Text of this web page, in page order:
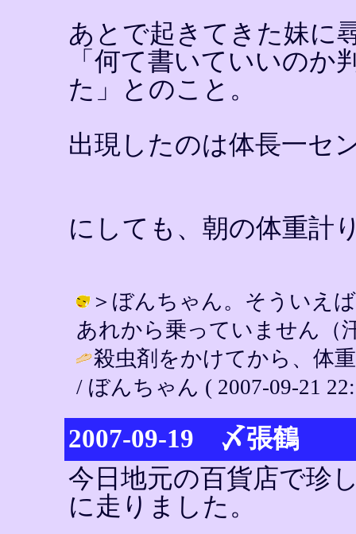
あとで起きてきた妹に
「何て書いていいのか
た」とのこと。
出現したのは体長一セ
にしても、朝の体重計
＞ぼんちゃん。そういえ
あれから乗っていません（
殺虫剤をかけてから、体
/ ぼんちゃん ( 2007-09-21
2007-09-19 〆張鶴
今日地元の百貨店で珍
に走りました。